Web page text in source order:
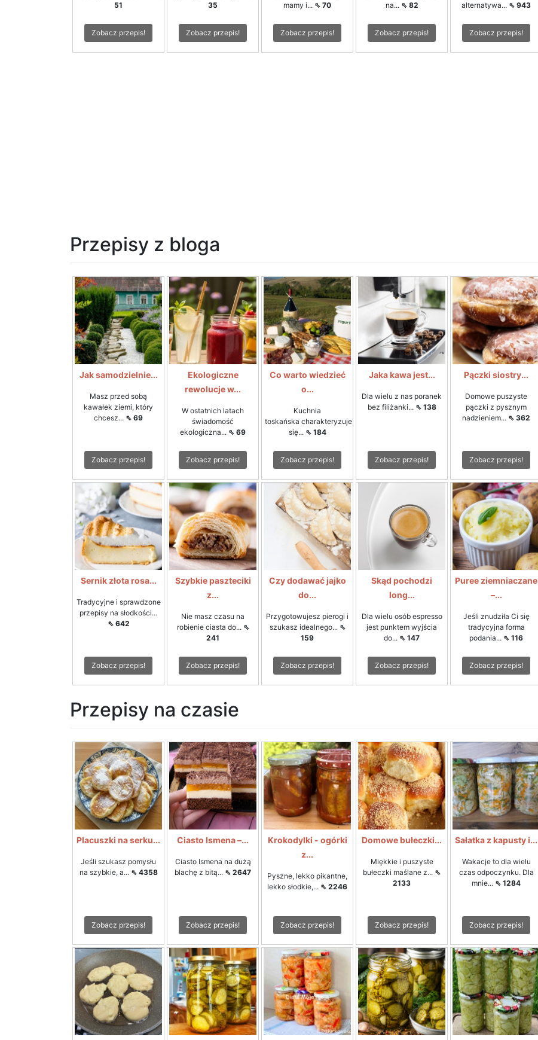
51
Zobacz przepis!
35
Zobacz przepis!
mamy i... ⇖ 70
Zobacz przepis!
na... ⇖ 82
Zobacz przepis!
alternatywa... ⇖ 943
Zobacz przepis!
Przepisy z bloga
Jak samodzielnie...
Masz przed sobą
kawałek ziemi, który
chcesz... ⇖ 69
Zobacz przepis!
Ekologiczne
rewolucje w...
W ostatnich latach
świadomość
ekologiczna... ⇖ 69
Zobacz przepis!
Co warto wiedzieć
o...
Kuchnia
toskańska charakteryzuje
się... ⇖ 184
Zobacz przepis!
Jaka kawa jest...
Dla wielu z nas poranek
bez filiżanki... ⇖ 138
Zobacz przepis!
Pączki siostry...
Domowe puszyste
pączki z pysznym
nadzieniem... ⇖ 362
Zobacz przepis!
Sernik złota rosa...
Tradycyjne i sprawdzone
przepisy na słodkości...
⇖ 642
Zobacz przepis!
Szybkie paszteciki
z...
Nie masz czasu na
robienie ciasta do... ⇖
241
Zobacz przepis!
Czy dodawać jajko
do...
Przygotowujesz pierogi i
szukasz idealnego... ⇖
159
Zobacz przepis!
Skąd pochodzi
long...
Dla wielu osób espresso
jest punktem wyjścia
do... ⇖ 147
Zobacz przepis!
Puree ziemniaczane
–...
Jeśli znudziła Ci się
tradycyjna forma
podania... ⇖ 116
Zobacz przepis!
Przepisy na czasie
Placuszki na serku...
Jeśli szukasz pomysłu
na szybkie, a... ⇖ 4358
Zobacz przepis!
Ciasto Ismena –...
Ciasto Ismena na dużą
blachę z bitą... ⇖ 2647
Zobacz przepis!
Krokodylki - ogórki
z...
Pyszne, lekko pikantne,
lekko słodkie,... ⇖ 2246
Zobacz przepis!
Domowe bułeczki...
Miękkie i puszyste
bułeczki maślane z... ⇖
2133
Zobacz przepis!
Sałatka z kapusty i...
Wakacje to dla wielu
czas odpoczynku. Dla
mnie... ⇖ 1284
Zobacz przepis!